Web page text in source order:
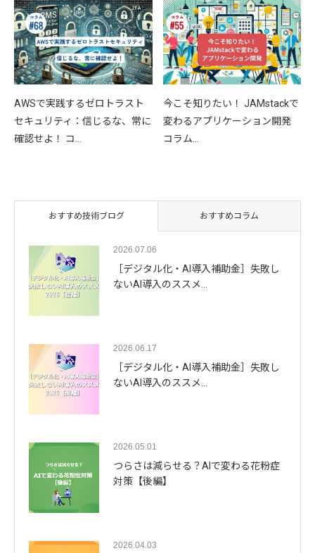
AWSで実践するゼロトラスト
セキュリティ：信じるな、常に
確認せよ！ コ…
今こそ知りたい！ JAMstackで
変わるアプリケーション開発
コラム…
おすすめ技術ブログ おすすめコラム
2026.07.06
［デジタル化・AI導入補助金］失敗し
ないAI導入のススメ…
2026.06.17
［デジタル化・AI導入補助金］失敗し
ないAI導入のススメ…
2026.05.01
つらさは減らせる？AIで変わる花粉症
対策【後編】
2026.04.03